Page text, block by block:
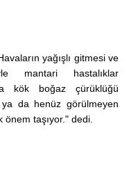
yağışlı gitmesi ve
mantari hastalıklar
kök boğaz çürüklüğü
ya da henüz görülmeyen
taşıyor." dedi.